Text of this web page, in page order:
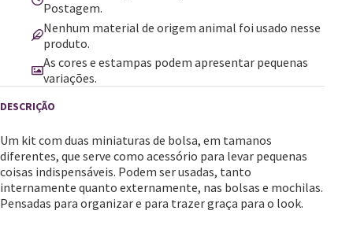
Postagem.
Nenhum material de origem animal foi usado nesse
produto.
As cores e estampas podem apresentar pequenas
variações.
Um kit com duas miniaturas de bolsa, em tamanos
diferentes, que serve como acessório para levar pequenas
coisas indispensáveis. Podem ser usadas, tanto
internamente quanto externamente, nas bolsas e mochilas.
Pensadas para organizar e para trazer graça para o look.